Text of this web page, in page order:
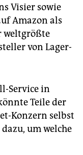
Visier sowie
Amazon als
weltgrößte
von Lager-
Service in
Teile der
Konzern selbst
um welche